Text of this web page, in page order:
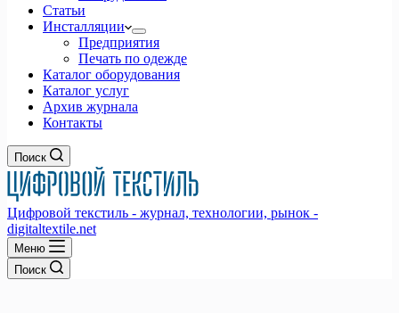
Статьи
Инсталляции
Предприятия
Печать по одежде
Каталог оборудования
Каталог услуг
Архив журнала
Контакты
Поиск
Цифровой текстиль - журнал, технологии, рынок -
digitaltextile.net
Меню
Поиск